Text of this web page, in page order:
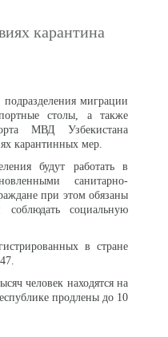
карантина
миграции
столы, а также
МВД Узбекистана
карантинных мер.
будут работать в
санитарно-
при этом обязаны
социальную
в стране
человек находятся на
продлены до 10